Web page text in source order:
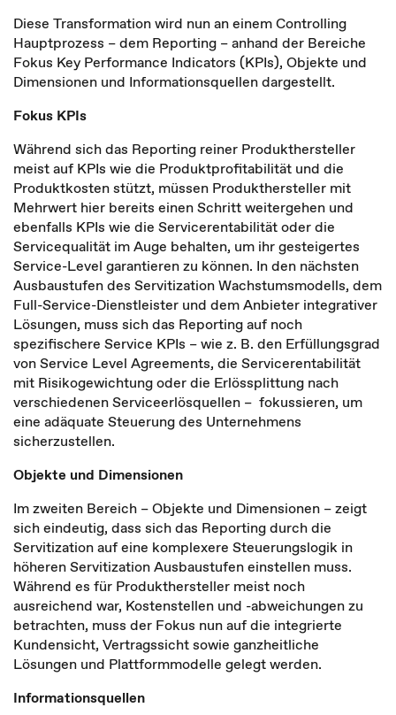
Diese Transformation wird nun an einem Controlling
Hauptprozess – dem Reporting – anhand der Bereiche
Fokus Key Performance Indicators (KPIs), Objekte und
Dimensionen und Informationsquellen dargestellt.
Fokus KPIs
Während sich das Reporting reiner Produkthersteller
meist auf KPIs wie die Produktprofitabilität und die
Produktkosten stützt, müssen Produkthersteller mit
Mehrwert hier bereits einen Schritt weitergehen und
ebenfalls KPIs wie die Servicerentabilität oder die
Servicequalität im Auge behalten, um ihr gesteigertes
Service-Level garantieren zu können. In den nächsten
Ausbaustufen des Servitization Wachstumsmodells, dem
Full-Service-Dienstleister und dem Anbieter integrativer
Lösungen, muss sich das Reporting auf noch
spezifischere Service KPIs – wie z. B. den Erfüllungsgrad
von Service Level Agreements, die Servicerentabilität
mit Risikogewichtung oder die Erlössplittung nach
verschiedenen Serviceerlösquellen – fokussieren, um
eine adäquate Steuerung des Unternehmens
sicherzustellen.
Objekte und Dimensionen
Im zweiten Bereich – Objekte und Dimensionen – zeigt
sich eindeutig, dass sich das Reporting durch die
Servitization auf eine komplexere Steuerungslogik in
höheren Servitization Ausbaustufen einstellen muss.
Während es für Produkthersteller meist noch
ausreichend war, Kostenstellen und -abweichungen zu
betrachten, muss der Fokus nun auf die integrierte
Kundensicht, Vertragssicht sowie ganzheitliche
Lösungen und Plattformmodelle gelegt werden.
Informationsquellen